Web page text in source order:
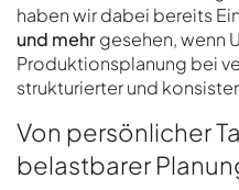
haben wir dabei bereits
und mehrgesehen, wenn
Produktionsplanung bei
strukturierter und
Von persönlicher
belastbarer